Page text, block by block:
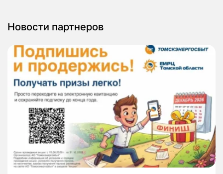
Новости партнеров